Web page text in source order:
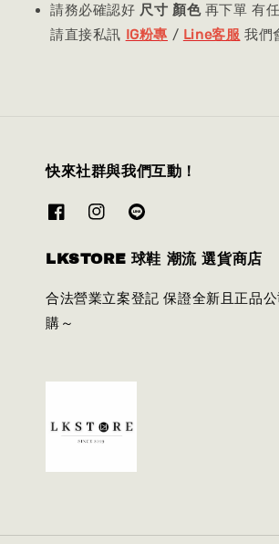
請務必確認好 尺寸 顏色再下單 有
請直接私訊 IG粉專 / Line客服 我們
快來社群與我們互動！
LKSTORE 球鞋 潮流 選貨商店
合法營業立案登記 保證全新且正品
購～